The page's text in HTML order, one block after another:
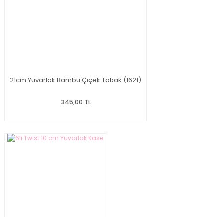
21cm Yuvarlak Bambu Çiçek Tabak (1621)
345,00 TL